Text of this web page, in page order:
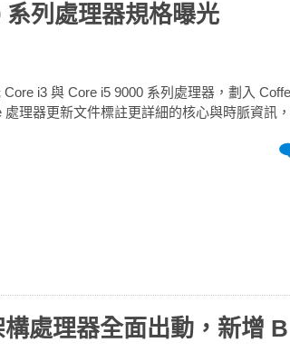
列處理器規格曝光
i3 與 Core i5 9000 系列處理器，劃入
理器更新文件標註更詳細的核心與時脈資訊
處理器全面出動，新增